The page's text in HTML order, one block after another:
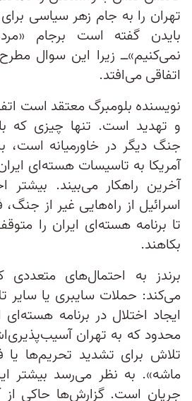
تهران را به جام زهر سیاسی
بایدن گفته است برجام
نمی‌کنیم»‌ــ زیرا این سوال
اتفاقی می‌افتد.
نویسنده بلومبرگ معتقد است
و تهدید است. تنها چیزی که
جنگ دیگر در خاورمیانه است،
آمریکا به تاسیسات هسته‌ای
آخرین راهکار می‌بیند. بیشتر
اسرائیل از راه‌هایی غیر از
تا برنامه هسته‌ای ایران را
بکاهند.
برندز به احتمال‌های متعددی
می‌کند: حملات سایبری یا سایر
ایجاد اختلال در برنامه
محدود که به تهران
تلاش برای تشدید تحریم‌ها یا
ماشه». به نظر می‌رسد بیشتر
جریان است. گزارش‌ها حاکی